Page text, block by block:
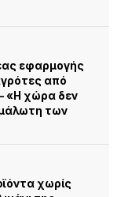
εφαρμογής
από
«Η χώρα δεν
των
χωρίς